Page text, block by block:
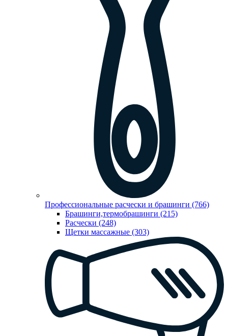
Профессиональные расчески и брашинги (766)
Брашинги,термобрашинги (215)
Расчески (248)
Щетки массажные (303)